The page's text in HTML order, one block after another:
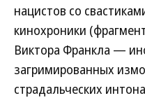
нацистов со
кинохроники
Виктора Франкла —
загримированных
страдальческих